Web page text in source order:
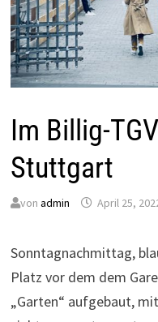
Im Billig-
Stuttgart
von admin April 25,
Sonntagnachmittag,
Platz vor dem dem
„Garten“ aufgebaut,